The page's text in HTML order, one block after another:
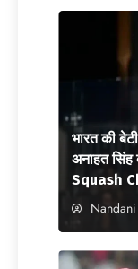
भारत की
अनाहत सिंह
Squash
Nandani